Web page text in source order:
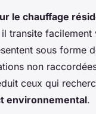
le chauffage
transite
sous forme
non
ceux qui
environnemental.